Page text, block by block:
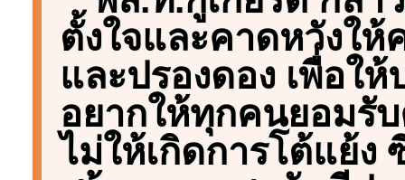
ตั้งใจและคาดหวังใ
และปรองดอง เพื่อใ
อยากให้ทุกคนยอมรั
ไม่ให้เกิดการโต้แย้ง